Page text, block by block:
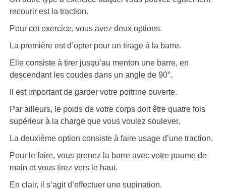
recourir est la traction.
Pour cet exercice, vous avez deux options.
La première est d’opter pour un tirage à la barre.
Elle consiste à tirer jusqu’au menton une barre, en
descendant les coudes dans un angle de 90°.
Il est important de garder votre poitrine ouverte.
Par ailleurs, le poids de votre corps doit être quatre fois
supérieur à la charge que vous voulez soulever.
La deuxième option consiste à faire usage d’une traction.
Pour le faire, vous prenez la barre avec votre paume de
main et vous tirez vers le haut.
En clair, il s’agit d’effectuer une supination.